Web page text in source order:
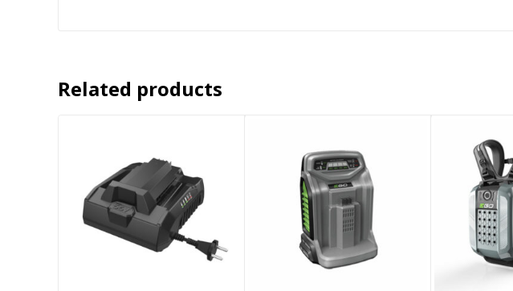
Related products